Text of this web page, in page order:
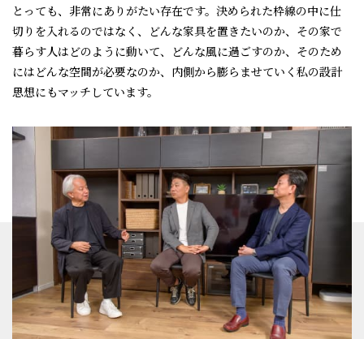
とっても、非常にありがたい存在です。決められた枠線の中に仕
切りを入れるのではなく、どんな家具を置きたいのか、その家で
暮らす人はどのように動いて、どんな風に過ごすのか、そのため
にはどんな空間が必要なのか、内側から膨らませていく私の設計
思想にもマッチしています。